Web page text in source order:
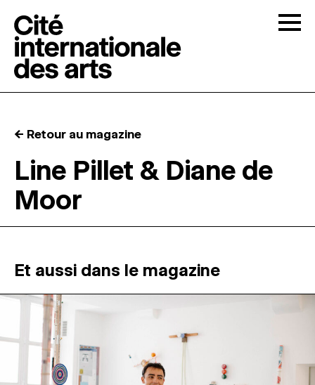
RÉSIDENCES
MAGAZINE
ESPACES DE PRATIQUE ARTISTIQUE
← Retour au magazine
Line Pillet & Diane de
Moor
Et aussi dans le magazine